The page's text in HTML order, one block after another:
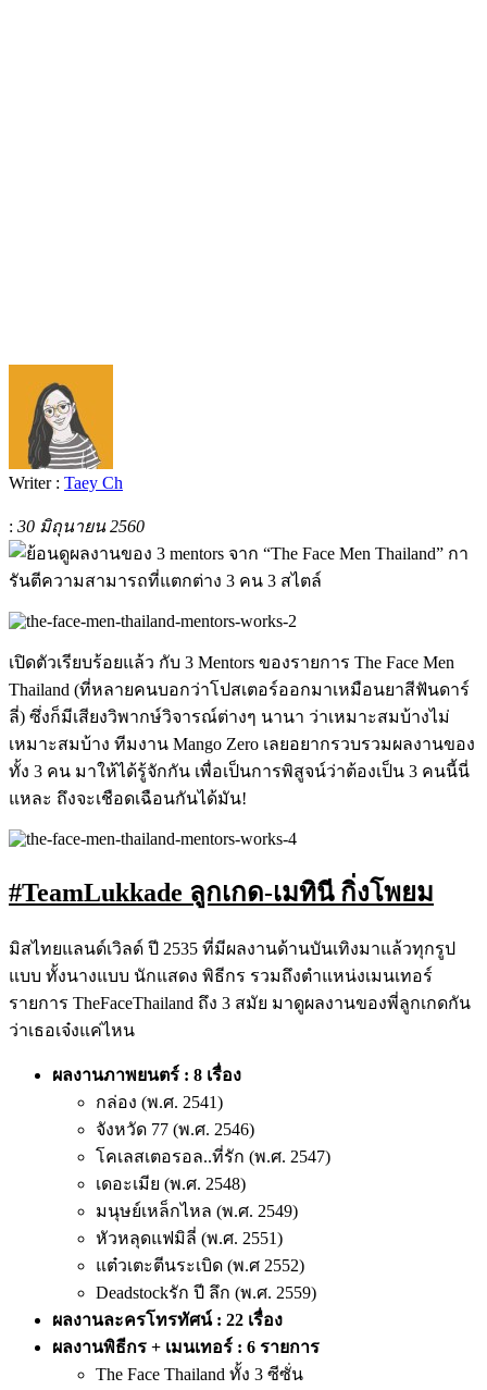
Writer : Taey Ch
: 30 มิถุนายน 2560
เปิดตัวเรียบร้อยแล้ว กับ 3 Mentors ของรายการ The Face Men
Thailand (ที่หลายคนบอกว่าโปสเตอร์ออกมาเหมือนยาสีฟันดาร์
ลี่) ซึ่งก็มีเสียงวิพากษ์วิจารณ์ต่างๆ นานา ว่าเหมาะสมบ้างไม่
เหมาะสมบ้าง ทีมงาน Mango Zero เลยอยากรวบรวมผลงานของ
ทั้ง 3 คน มาให้ได้รู้จักกัน เพื่อเป็นการพิสูจน์ว่าต้องเป็น 3 คนนี้นี่
แหละ ถึงจะเชือดเฉือนกันได้มัน!
#TeamLukkade ลูกเกด-เมทินี กิ่งโพยม
มิสไทยแลนด์เวิลด์ ปี 2535 ที่มีผลงานด้านบันเทิงมาแล้วทุกรูป
แบบ ทั้งนางแบบ นักแสดง พิธีกร รวมถึงตำแหน่งเมนเทอร์
รายการ TheFaceThailand ถึง 3 สมัย มาดูผลงานของพี่ลูกเกดกัน
ว่าเธอเจ๋งแค่ไหน
ผลงานภาพยนตร์ : 8 เรื่อง
กล่อง (พ.ศ. 2541)
จังหวัด 77 (พ.ศ. 2546)
โคเลสเตอรอล..ที่รัก (พ.ศ. 2547)
เดอะเมีย (พ.ศ. 2548)
มนุษย์เหล็กไหล (พ.ศ. 2549)
หัวหลุดแฟมิลี่ (พ.ศ. 2551)
แต๋วเตะตีนระเบิด (พ.ศ 2552)
Deadstockรัก ปี ลึก (พ.ศ. 2559)
ผลงานละครโทรทัศน์ : 22 เรื่อง
ผลงานพิธีกร + เมนเทอร์ : 6 รายการ
The Face Thailand ทั้ง 3 ซีซั่น